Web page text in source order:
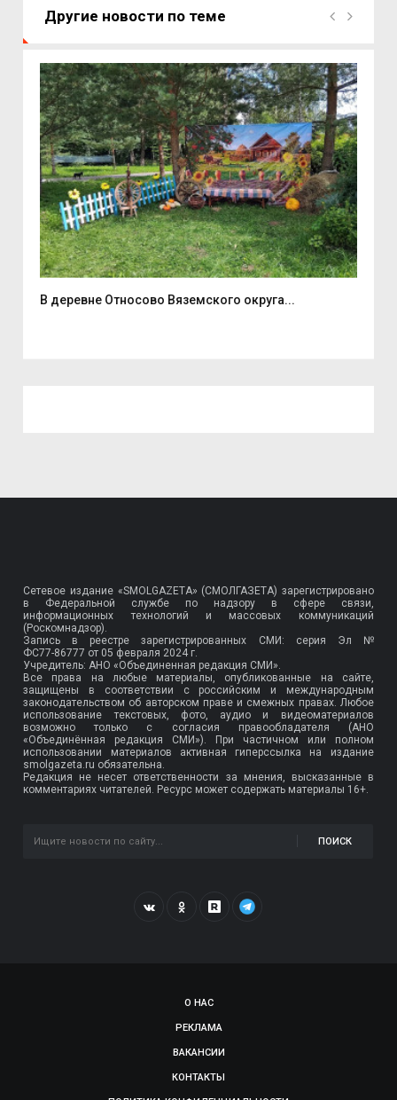
Другие новости по теме
В деревне Относово Вяземского округа...
Сетевое издание «SMOLGAZETA» (СМОЛГАЗЕТА) зарегистрировано
в Федеральной службе по надзору в сфере связи,
информационных технологий и массовых коммуникаций
(Роскомнадзор).
Запись в реестре зарегистрированных СМИ: серия Эл №
ФС77-86777 от 05 февраля 2024 г.
Учредитель: АНО «Объединенная редакция СМИ».
Все права на любые материалы, опубликованные на сайте,
защищены в соответствии с российским и международным
законодательством об авторском праве и смежных правах. Любое
использование текстовых, фото, аудио и видеоматериалов
возможно только с согласия правообладателя (АНО
«Объединённая редакция СМИ»). При частичном или полном
использовании материалов активная гиперссылка на издание
smolgazeta.ru обязательна.
Редакция не несет ответственности за мнения, высказанные в
комментариях читателей. Ресурс может содержать материалы 16+.
ПОИСК
О НАС
РЕКЛАМА
ВАКАНСИИ
КОНТАКТЫ